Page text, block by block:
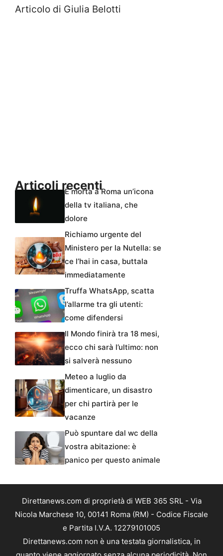
Articolo di Giulia Belotti
Articoli recentiÈ morta a Roma un’icona
della tv italiana, che
dolore
Richiamo urgente del
Ministero per la Nutella: se
ce l’hai in casa, buttala
immediatamente
Truffa WhatsApp, scatta
l’allarme tra gli utenti:
come difendersi
Il Mondo finirà tra 18 mesi,
ecco chi sarà l’ultimo: non
si salverà nessuno
Meteo a luglio da
dimenticare, un disastro
per chi partirà per le
vacanze
Può spuntare dal wc della
vostra abitazione: è
panico per questo animale
Direttanews.com di proprietà di WEB 365 SRL - Via
Nicola Marchese 10, 00141 Roma (RM) - Codice Fiscale
e Partita I.V.A. 12279101005
Direttanews.com non è una testata giornalistica, in